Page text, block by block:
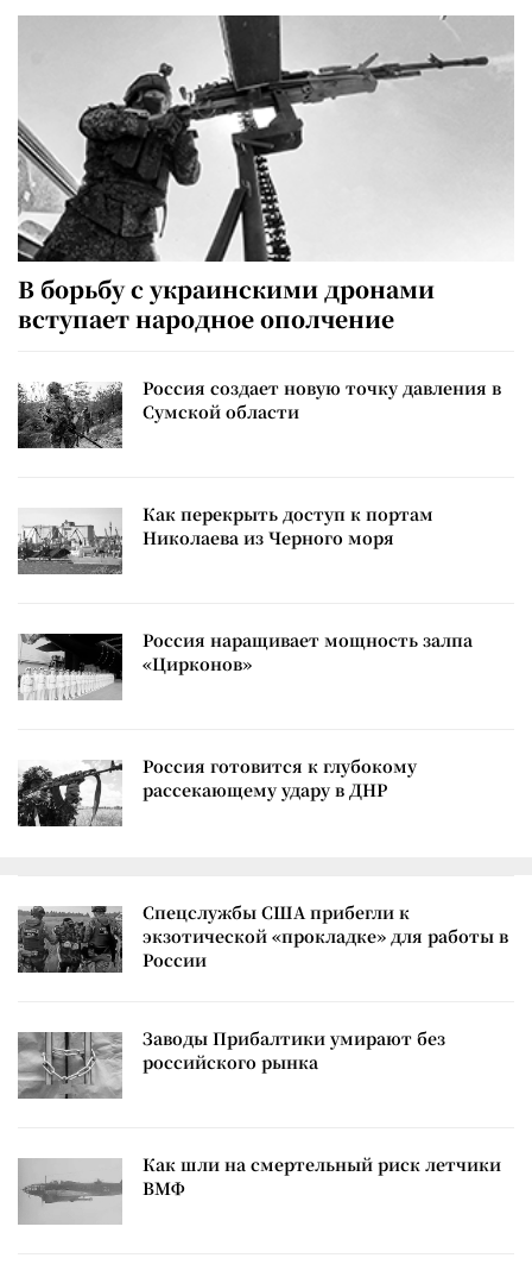
В борьбу с украинскими дронами
вступает народное ополчение
Россия создает новую точку давления в
Сумской области
Как перекрыть доступ к портам
Николаева из Черного моря
Россия наращивает мощность залпа
«Цирконов»
Россия готовится к глубокому
рассекающему удару в ДНР
Спецслужбы США прибегли к
экзотической «прокладке» для работы в
России
Заводы Прибалтики умирают без
российского рынка
Как шли на смертельный риск летчики
ВМФ